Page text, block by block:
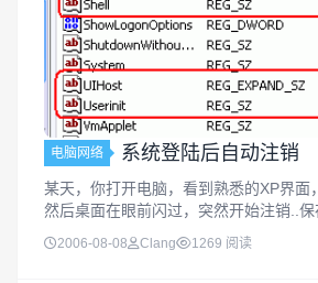
电脑网络 系统登陆后自动注销
某天，你打开电脑，看到熟悉的XP界面
然后桌面在眼前闪过，突然开始注销..保
陆界面.. ？？？我没眼花吧，怎么退出
可能只是突发状况，之前下功夫，2天没
2006-08-08 Clang 1269 阅读